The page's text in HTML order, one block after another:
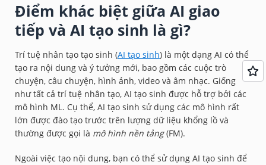
Điểm khác biệt giữa AI giao
tiếp và AI tạo sinh là gì?
Trí tuệ nhân tạo tạo sinh (AI tạo sinh) là một dạng AI có thể
tạo ra nội dung và ý tưởng mới, bao gồm các cuộc trò
chuyện, câu chuyện, hình ảnh, video và âm nhạc. Giống
như tất cả trí tuệ nhân tạo, AI tạo sinh được hỗ trợ bởi các
mô hình ML. Cụ thể, AI tạo sinh sử dụng các mô hình rất
lớn được đào tạo trước trên lượng dữ liệu khổng lồ và
thường được gọi là mô hình nền tảng(FM).
Ngoài việc tạo nội dung, bạn có thể sử dụng AI tạo sinh để